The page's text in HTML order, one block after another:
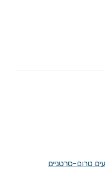
טרום-סרטניים